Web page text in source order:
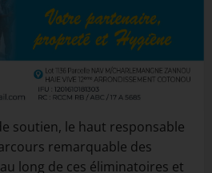
soutien, le haut responsable
remarquable des
long de ces éliminatoires et